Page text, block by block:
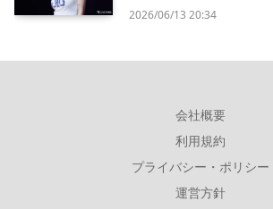
2026/06/13 20:34
会社概要
利用規約
プライバシー・ポリシー
運営方針